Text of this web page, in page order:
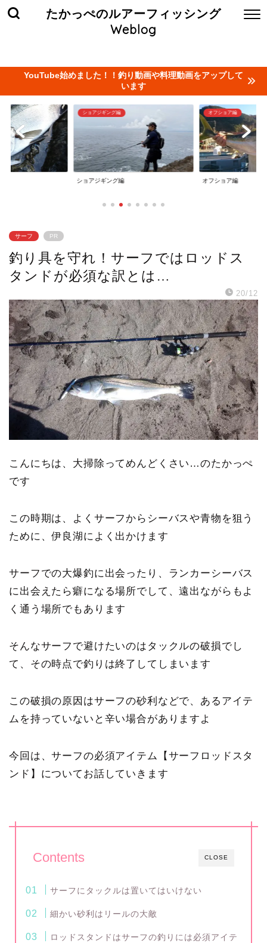
たかっぺのルアーフィッシング
Weblog
YouTube始めました！！釣り動画や料理動画をアップして
います
オフショア編
オフショア編
タイラバ編
タイラバ編
サーフ PR
釣り具を守れ！サーフではロッドス
タンドが必須な訳とは…
20/12
こんにちは、大掃除ってめんどくさい…のたかっぺ
です
この時期は、よくサーフからシーバスや青物を狙う
ために、伊良湖によく出かけます
サーフでの大爆釣に出会ったり、ランカーシーバス
に出会えたら癖になる場所でして、遠出ながらもよ
く通う場所でもあります
そんなサーフで避けたいのはタックルの破損でし
て、その時点で釣りは終了してしまいます
この破損の原因はサーフの砂利などで、あるアイテ
ムを持っていないと辛い場合がありますよ
今回は、サーフの必須アイテム【サーフロッドスタ
ンド】についてお話していきます
CLOSE
Contents
サーフにタックルは置いてはいけない
細かい砂利はリールの大敵
ロッドスタンドはサーフの釣りには必須アイテ